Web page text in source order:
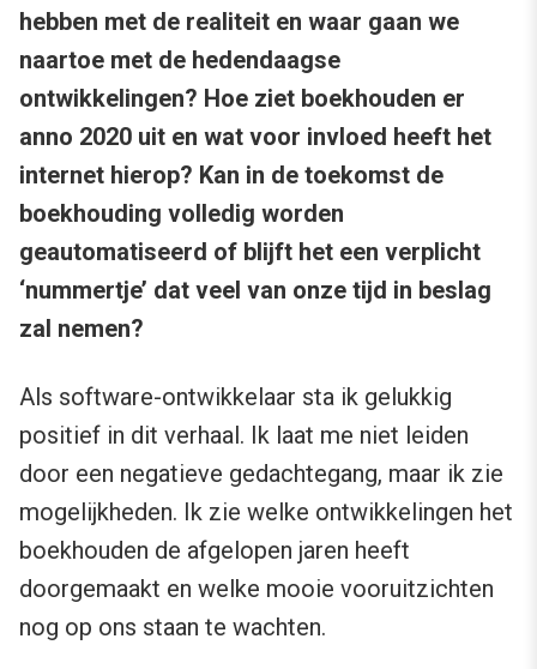
hebben met de realiteit en waar gaan we
naartoe met de hedendaagse
ontwikkelingen? Hoe ziet boekhouden er
anno 2020 uit en wat voor invloed heeft het
internet hierop? Kan in de toekomst de
boekhouding volledig worden
geautomatiseerd of blijft het een verplicht
‘nummertje’ dat veel van onze tijd in beslag
zal nemen?
Als software-ontwikkelaar sta ik gelukkig
positief in dit verhaal. Ik laat me niet leiden
door een negatieve gedachtegang, maar ik zie
mogelijkheden. Ik zie welke ontwikkelingen het
boekhouden de afgelopen jaren heeft
doorgemaakt en welke mooie vooruitzichten
nog op ons staan te wachten.